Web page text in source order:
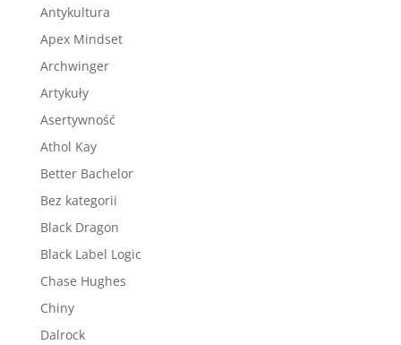
Antykultura
Apex Mindset
Archwinger
Artykuły
Asertywność
Athol Kay
Better Bachelor
Bez kategorii
Black Dragon
Black Label Logic
Chase Hughes
Chiny
Dalrock